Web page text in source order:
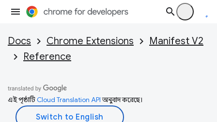
Docs Chrome Extensions
Manifest V2
Reference
এই পৃষ্ঠাটিCloud Translation APIঅনুবাদ করেছে।